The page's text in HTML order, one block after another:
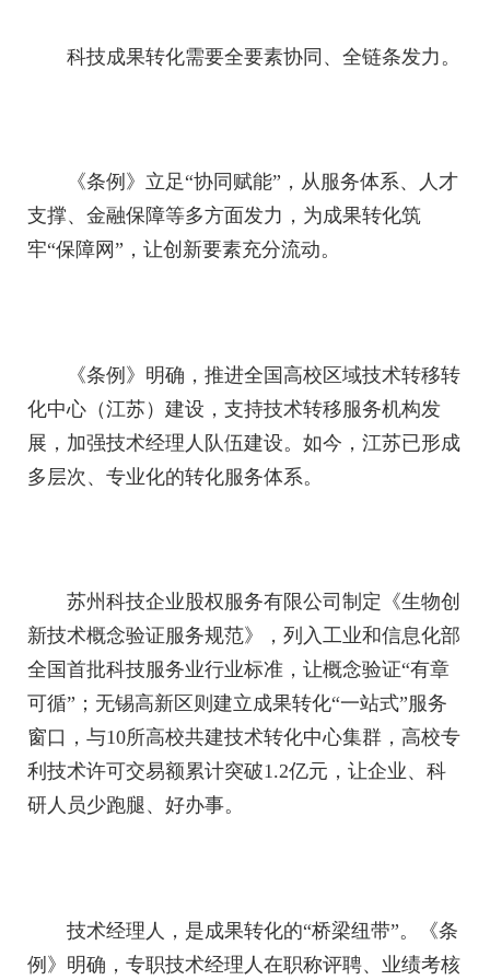
科技成果转化需要全要素协同、全链条发力。
《条例》立足“协同赋能”，从服务体系、人才
支撑、金融保障等多方面发力，为成果转化筑
牢“保障网”，让创新要素充分流动。
《条例》明确，推进全国高校区域技术转移转
化中心（江苏）建设，支持技术转移服务机构发
展，加强技术经理人队伍建设。如今，江苏已形成
多层次、专业化的转化服务体系。
苏州科技企业股权服务有限公司制定《生物创
新技术概念验证服务规范》，列入工业和信息化部
全国首批科技服务业行业标准，让概念验证“有章
可循”；无锡高新区则建立成果转化“一站式”服务
窗口，与10所高校共建技术转化中心集群，高校专
利技术许可交易额累计突破1.2亿元，让企业、科
研人员少跑腿、好办事。
技术经理人，是成果转化的“桥梁纽带”。《条
例》明确，专职技术经理人在职称评聘、业绩考核